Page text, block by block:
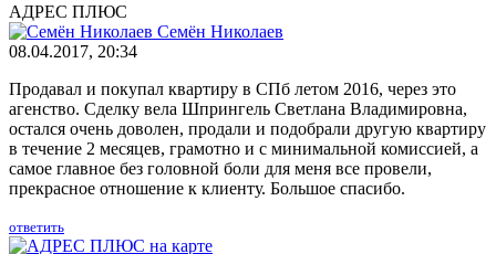
АДРЕС ПЛЮС
Семён Николаев
08.04.2017, 20:34
Продавал и покупал квартиру в СПб летом 2016, через это
агенство. Сделку вела Шпрингель Светлана Владимировна,
остался очень доволен, продали и подобрали другую квартиру
в течение 2 месяцев, грамотно и с минимальной комиссией, а
самое главное без головной боли для меня все провели,
прекрасное отношение к клиенту. Большое спасибо.
ответить